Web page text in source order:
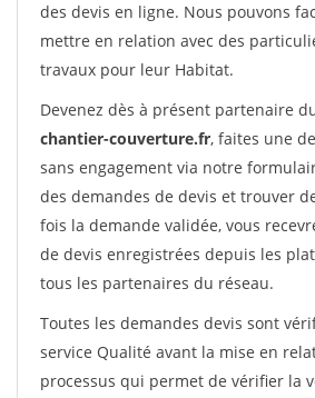
des devis en ligne. Nous pouvons
mettre en relation avec des
travaux pour leur Habitat.
Devenez dès à présent partenaire
chantier-couverture.fr, faites une
sans engagement via notre
des demandes de devis et trouver
fois la demande validée, vous
de devis enregistrées depuis les
tous les partenaires du réseau.
Toutes les demandes devis sont
service Qualité avant la mise en
processus qui permet de vérifier la